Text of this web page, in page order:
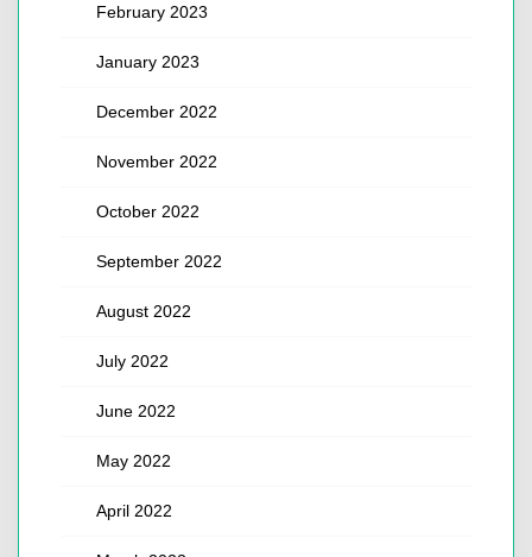
February 2023
January 2023
December 2022
November 2022
October 2022
September 2022
August 2022
July 2022
June 2022
May 2022
April 2022